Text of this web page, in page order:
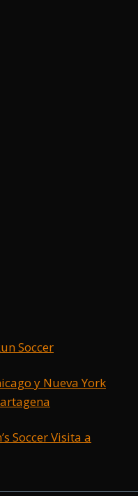
Soccer
y Nueva York
Soccer Visita a